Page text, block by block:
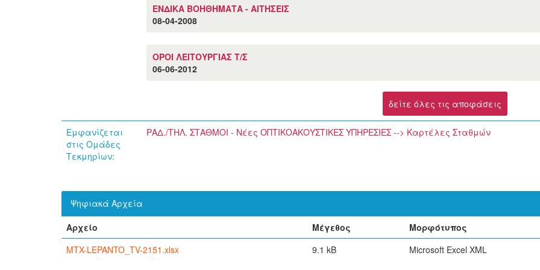
ΕΝΔΙΚΑ ΒΟΗΘΗΜΑΤΑ - ΑΙΤΗΣΕΙΣ
08-04-2008
ΟΡΟΙ ΛΕΙΤΟΥΡΓΙΑΣ Τ/Σ
06-06-2012
δείτε όλες τις αποφάσεις
Εμφανίζεται
στις Ομάδες
Τεκμηρίων:
ΡΑΔ./ΤΗΛ. ΣΤΑΘΜΟΙ - Νέες ΟΠΤΙΚΟΑΚΟΥΣΤΙΚΕΣ ΥΠΗΡΕΣΙΕΣ --> Καρτέλες Σταθμών
Ψηφιακά Αρχεία
Αρχείο
Μέγεθος
Μορφότυπος
MTX-LEPANTO_TV-2151.xlsx
9.1 kB Microsoft Excel XML